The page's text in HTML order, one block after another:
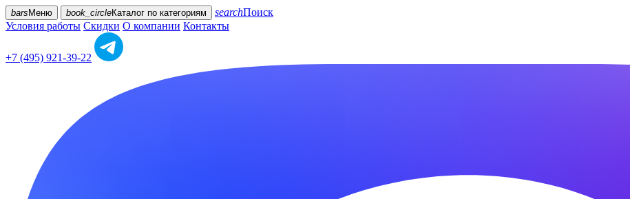
bars Меню book_circleКаталог по категориям searchПоиск
Условия работы Скидки О компании Контакты
+7 (495) 921-39-22